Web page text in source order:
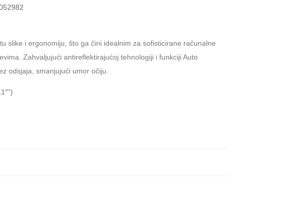
slike i ergonomiju, što ga čini idealnim za sofisticirane računalne
Zahvaljujući antireflektirajućoj tehnologiji i funkciji Auto
odsjaja, smanjujući umor očiju.